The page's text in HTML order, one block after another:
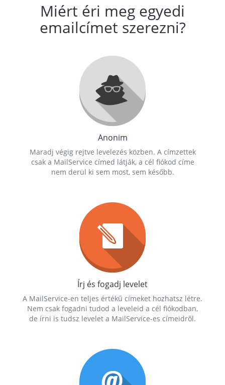
Miért éri meg egyedi
emailcímet szerezni?
Anonim
Maradj végig rejtve levelezés közben. A címzettek
csak a MailService címed látják, a cél fiókod címe
nem derül ki sem most, sem később.
Írj és fogadj levelet
A MailService-en teljes értékű címeket hozhatsz létre.
Nem csak fogadni tudod a leveleid a cél fiókodban,
de írni is tudsz levelet a MailService-es címeidről.